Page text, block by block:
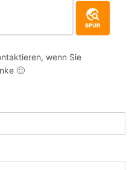
wenn Sie
🙂